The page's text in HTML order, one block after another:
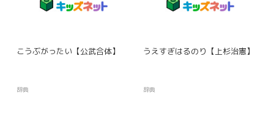
こうぶがったい【公武合体】
辞典
うえすぎはるのり【上杉治憲】
辞典